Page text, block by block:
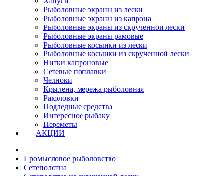
Рыболовные экраны из лески
Рыболовные экраны из капрона
Рыболовные экраны из скрученной лески
Рыболовные экраны рамовые
Рыболовные косынки из лески
Рыболовные косынки из скрученной лески
Нитки капроновые
Сетевые поплавки
Челноки
Крылена, мережа рыболовная
Раколовки
Подледные средства
Интересное рыбаку
Переметы
АКЦИИ
Промысловое рыболовство
Сетеполотна